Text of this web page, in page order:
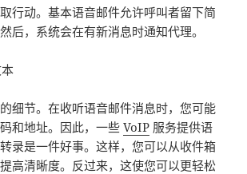
行动。基本语音邮件允许呼叫者留下简
后，系统会在有新消息时通知代理。
细节。在收听语音邮件消息时，您可能
和地址。因此，一些VoIP 服务提供语
录是一件好事。这样，您可以从收件箱
高清晰度。反过来，这使您可以更轻松